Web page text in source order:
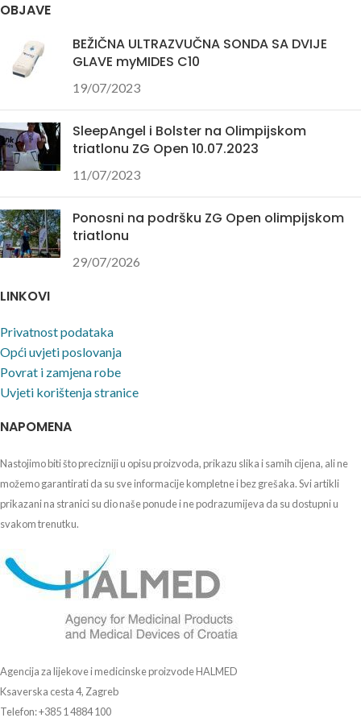
4106 503
4106 503
OBJAVE
BEŽIČNA ULTRAZVUČNA SONDA SA DVIJE
GLAVE myMIDES C10
19/07/2023
SleepAngel i Bolster na Olimpijskom
triatlonu ZG Open 10.07.2023
11/07/2023
Ponosni na podršku ZG Open olimpijskom
triatlonu
29/07/2026
LINKOVI
Privatnost podataka
Opći uvjeti poslovanja
Povrat i zamjena robe
Uvjeti korištenja stranice
NAPOMENA
Nastojimo biti što precizniji u opisu proizvoda, prikazu slika i samih cijena, ali ne
možemo garantirati da su sve informacije kompletne i bez grešaka. Svi artikli
prikazani na stranici su dio naše ponude i ne podrazumijeva da su dostupni u
svakom trenutku.
Agencija za lijekove i medicinske proizvode HALMED
Ksaverska cesta 4, Zagreb
Telefon: +385 1 4884 100